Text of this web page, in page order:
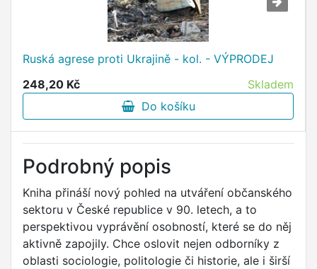
Ruská agrese proti Ukrajině - kol. - VÝPRODEJ
248,20 Kč
Skladem
Do košíku
Podrobný popis
Kniha přináší nový pohled na utváření občanského
sektoru v České republice v 90. letech, a to
perspektivou vyprávění osobností, které se do něj
aktivně zapojily. Chce oslovit nejen odborníky z
oblasti sociologie, politologie či historie, ale i širší